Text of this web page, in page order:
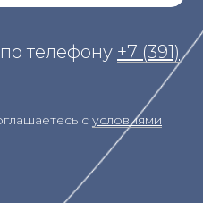
телефону +7 (391)
с условиями